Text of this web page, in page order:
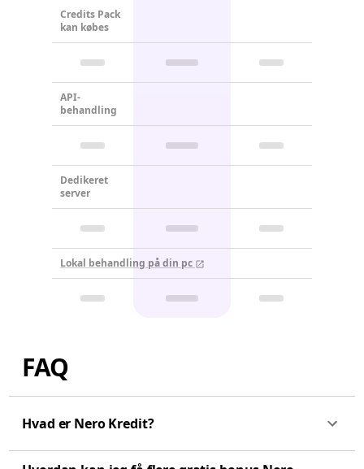
Credits Pack
kan købes
API-
behandling
Dedikeret
server
Lokal behandling på din pc
FAQ
Hvad er Nero Kredit?